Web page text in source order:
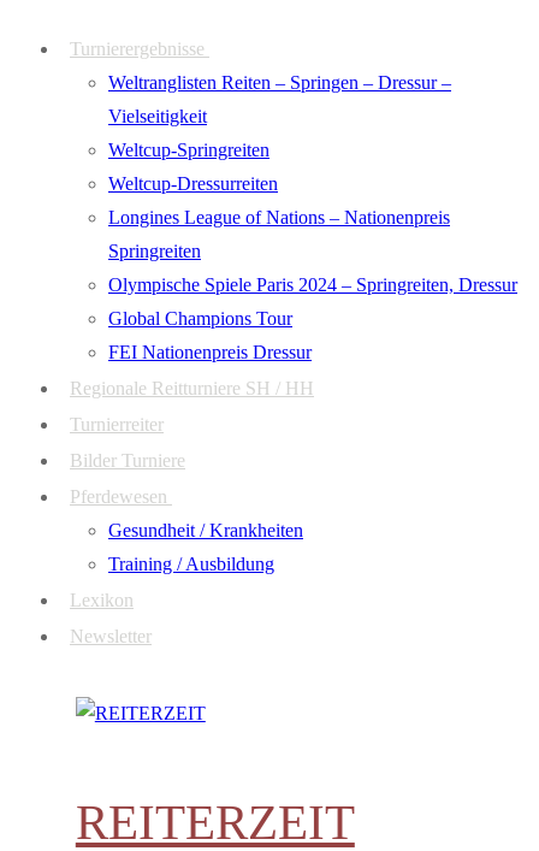
Turnierergebnisse
Weltranglisten Reiten – Springen – Dressur –
Vielseitigkeit
Weltcup-Springreiten
Weltcup-Dressurreiten
Longines League of Nations – Nationenpreis
Springreiten
Olympische Spiele Paris 2024 – Springreiten, Dressur
Global Champions Tour
FEI Nationenpreis Dressur
Regionale Reitturniere SH / HH
Turnierreiter
Bilder Turniere
Pferdewesen
Gesundheit / Krankheiten
Training / Ausbildung
Lexikon
Newsletter
REITERZEIT